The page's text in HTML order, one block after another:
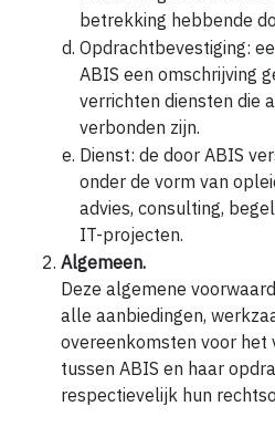
betrekking hebbende
Opdrachtbevestiging:
ABIS een omschrijving
verrichten diensten die
verbonden zijn.
Dienst: de door ABIS
onder de vorm van
advies, consulting,
IT-projecten.
Algemeen.
Deze algemene
alle aanbiedingen,
overeenkomsten voor het
tussen ABIS en haar
respectievelijk hun